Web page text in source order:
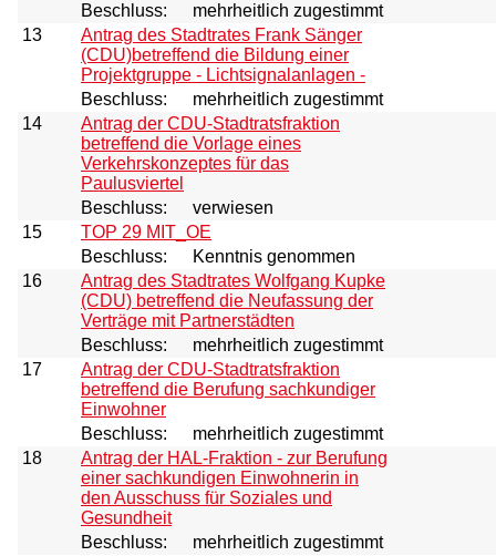
Beschluss:
mehrheitlich zugestimmt
13
Antrag des Stadtrates Frank Sänger
(CDU)betreffend die Bildung einer
Projektgruppe - Lichtsignalanlagen -
Beschluss:
mehrheitlich zugestimmt
14
Antrag der CDU-Stadtratsfraktion
betreffend die Vorlage eines
Verkehrskonzeptes für das
Paulusviertel
Beschluss:
verwiesen
15
TOP 29 MIT_OE
Beschluss:
Kenntnis genommen
16
Antrag des Stadtrates Wolfgang Kupke
(CDU) betreffend die Neufassung der
Verträge mit Partnerstädten
Beschluss:
mehrheitlich zugestimmt
17
Antrag der CDU-Stadtratsfraktion
betreffend die Berufung sachkundiger
Einwohner
Beschluss:
mehrheitlich zugestimmt
18
Antrag der HAL-Fraktion - zur Berufung
einer sachkundigen Einwohnerin in
den Ausschuss für Soziales und
Gesundheit
Beschluss:
mehrheitlich zugestimmt